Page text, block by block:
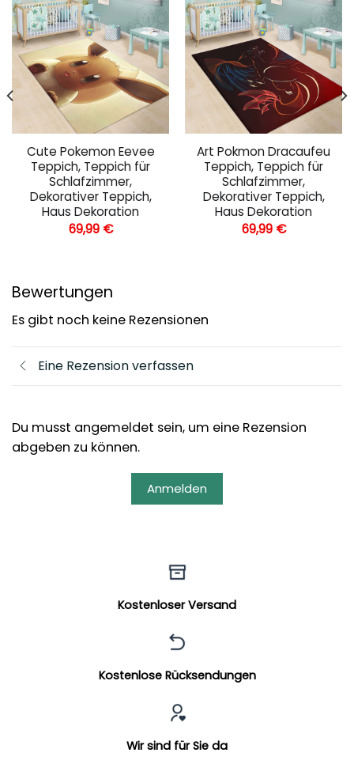
Cute Pokemon Eevee
Teppich, Teppich für
Schlafzimmer,
Dekorativer Teppich,
Haus Dekoration
69,99 €
Art Pokmon Dracaufeu
Teppich, Teppich für
Schlafzimmer,
Dekorativer Teppich,
Haus Dekoration
69,99 €
Bewertungen
Es gibt noch keine Rezensionen
Eine Rezension verfassen
Du musst angemeldet sein, um eine Rezension
abgeben zu können.
Anmelden
Kostenloser Versand
Kostenlose Rücksendungen
Wir sind für Sie da